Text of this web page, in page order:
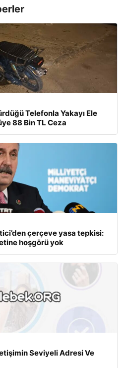
Telefonla Yakayı Ele
88 Bin TL Ceza
çerçeve yasa tepkisi:
hoşgörü yok
Seviyeli Adresi Ve